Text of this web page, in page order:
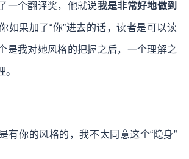
一个翻译奖，他就说我是非常好地做到
如果加了“你”进去的话，读者是可以读
是我对她风格的把握之后，一个理解之
有你的风格的，我不太同意这个“隐身”